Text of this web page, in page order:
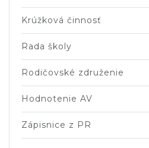
Krúžková činnosť
Rada školy
Rodičovské združenie
Hodnotenie AV
Zápisnice z PR